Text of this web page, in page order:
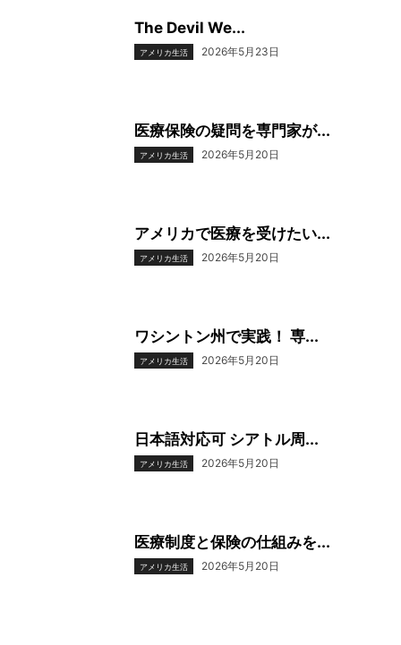
The Devil We...
アメリカ生活 2026年5月23日
医療保険の疑問を専門家が...
アメリカ生活 2026年5月20日
アメリカで医療を受けたい...
アメリカ生活 2026年5月20日
ワシントン州で実践！ 専...
アメリカ生活 2026年5月20日
日本語対応可 シアトル周...
アメリカ生活 2026年5月20日
医療制度と保険の仕組みを...
アメリカ生活 2026年5月20日